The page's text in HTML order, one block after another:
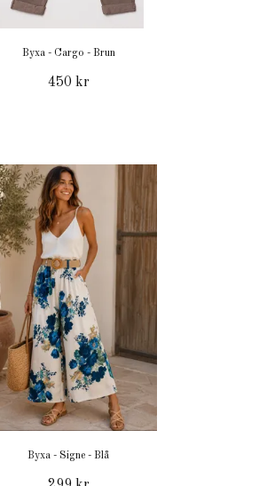
Byxa - Cargo - Brun
450 kr
Byxa - Signe - Blå